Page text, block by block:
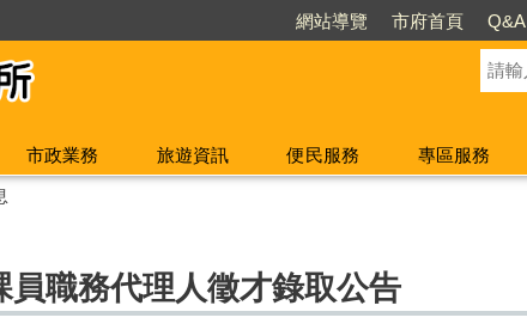
網站導覽 市府首頁 Q&A
市政業務 旅遊資訊 便民服務 專區服務
職務代理人徵才錄取公告